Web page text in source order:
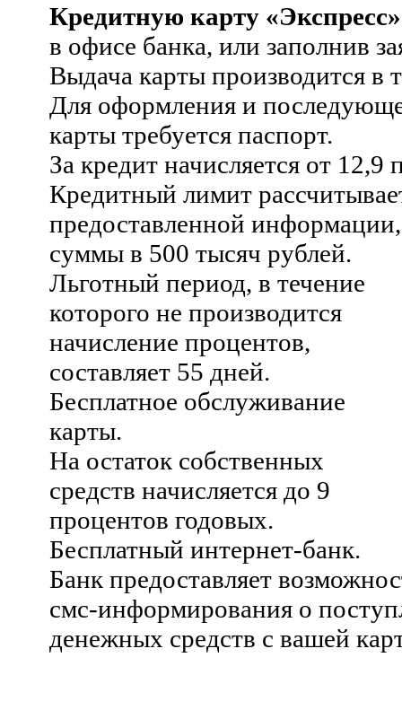
Кредитную карту «Экспресс»
в офисе банка, или заполнив
Выдача карты производится в
Для оформления и
карты требуется паспорт.
За кредит начисляется от 12,9
Кредитный лимит
предоставленной
суммы в 500 тысяч рублей.
Льготный период, в течение
которого не производится
начисление процентов,
составляет 55 дней.
Бесплатное обслуживание
карты.
На остаток собственных
средств начисляется до 9
процентов годовых.
Бесплатный интернет-банк.
Банк предоставляет
смс-информирования о
денежных средств с вашей